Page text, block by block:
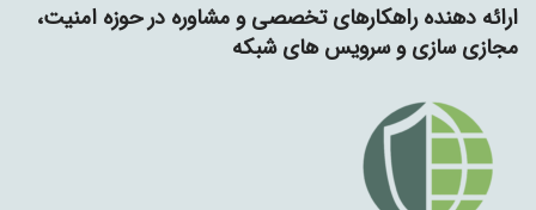
ارائه دهنده راهکارهای تخصصی و مشاوره در حوزه امنیت،
مجازی سازی و سرویس های شبکه